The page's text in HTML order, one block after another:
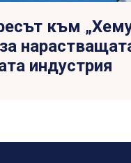
към
индустрия